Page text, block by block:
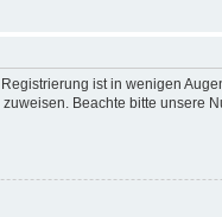
ist in wenigen
Beachte bitte